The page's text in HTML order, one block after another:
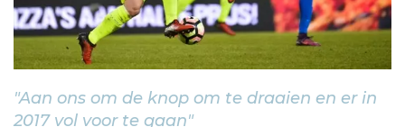
"Aan ons om de knop om te draaien en er in
2017 vol voor te gaan"